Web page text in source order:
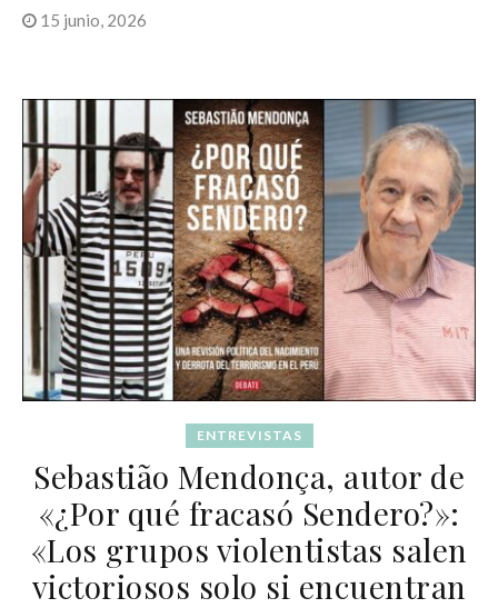
15 junio, 2026
ENTREVISTAS
Sebastião Mendonça, autor de
«¿Por qué fracasó Sendero?»:
«Los grupos violentistas salen
victoriosos solo si encuentran